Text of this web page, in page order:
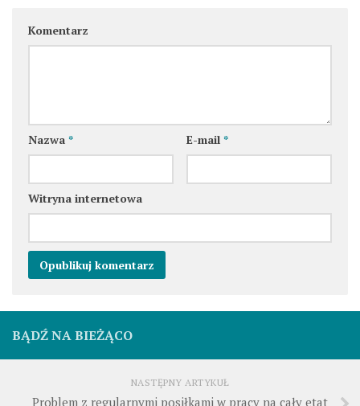
Komentarz
Nazwa * E-mail *
Witryna internetowa
BĄDŹ NA BIEŻĄCO
NASTĘPNY ARTYKUŁ
Problem z regularnymi posiłkami w pracy na cały etat